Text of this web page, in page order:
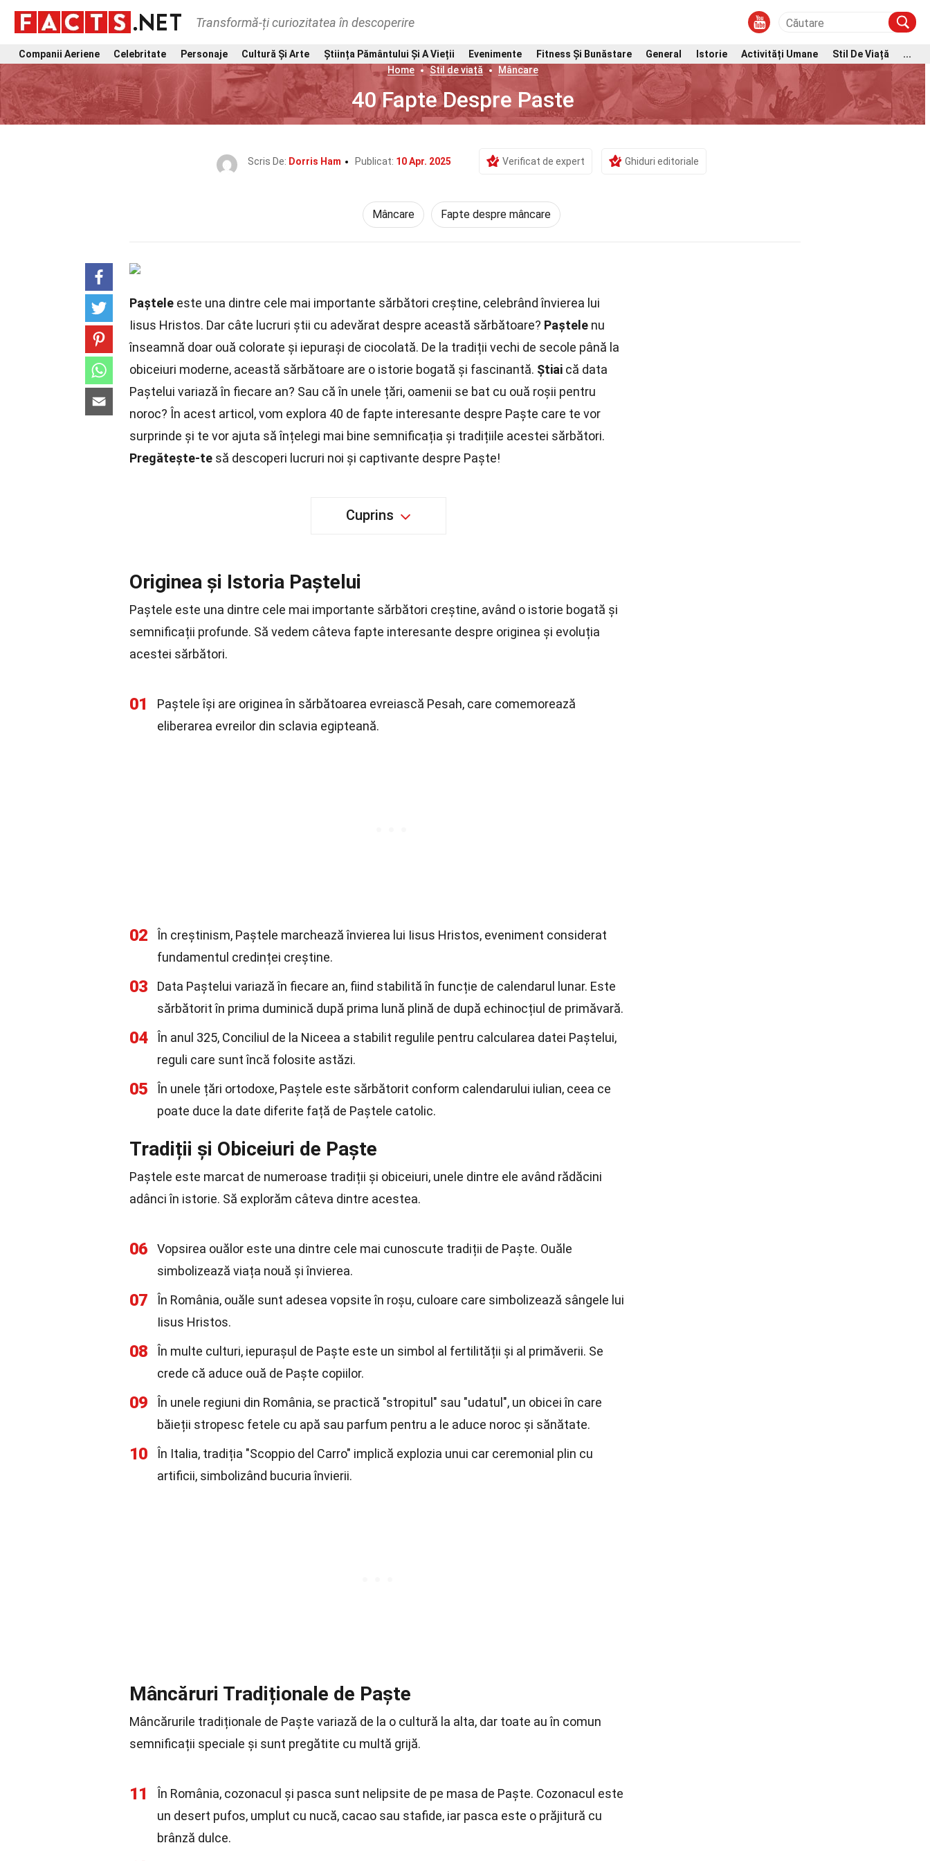
Transformă-ți curiozitatea în descoperire
Companii Aeriene Celebritate Personaje Cultură Și Arte Știința Pământului Și A Vieții Evenimente Fitness Și Bunăstare General Istorie Activități Umane Stil De Viață
...
Home
Stil de viață Mâncare
40 Fapte Despre Paste
Scris De: Dorris Ham Publicat: 10 Apr. 2025 Verificat de expert Ghiduri editoriale
Mâncare Fapte despre mâncare
Paștele este una dintre cele mai importante sărbători creștine, celebrând învierea lui
Iisus Hristos. Dar câte lucruri știi cu adevărat despre această sărbătoare? Paștele nu
înseamnă doar ouă colorate și iepurași de ciocolată. De la tradiții vechi de secole până la
obiceiuri moderne, această sărbătoare are o istorie bogată și fascinantă. Știai că data
Paștelui variază în fiecare an? Sau că în unele țări, oamenii se bat cu ouă roșii pentru
noroc? În acest articol, vom explora 40 de fapte interesante despre Paște care te vor
surprinde și te vor ajuta să înțelegi mai bine semnificația și tradițiile acestei sărbători.
Pregătește-te să descoperi lucruri noi și captivante despre Paște!
Cuprins
Originea și Istoria Paștelui
Paștele este una dintre cele mai importante sărbători creștine, având o istorie bogată și
semnificații profunde. Să vedem câteva fapte interesante despre originea și evoluția
acestei sărbători.
01
Paștele își are originea în sărbătoarea evreiască Pesah, care comemorează
eliberarea evreilor din sclavia egipteană.
02
În creștinism, Paștele marchează învierea lui Iisus Hristos, eveniment considerat
fundamentul credinței creștine.
03
Data Paștelui variază în fiecare an, fiind stabilită în funcție de calendarul lunar. Este
sărbătorit în prima duminică după prima lună plină de după echinocțiul de primăvară.
04
În anul 325, Conciliul de la Niceea a stabilit regulile pentru calcularea datei Paștelui,
reguli care sunt încă folosite astăzi.
05
În unele țări ortodoxe, Paștele este sărbătorit conform calendarului iulian, ceea ce
poate duce la date diferite față de Paștele catolic.
Tradiții și Obiceiuri de Paște
Paștele este marcat de numeroase tradiții și obiceiuri, unele dintre ele având rădăcini
adânci în istorie. Să explorăm câteva dintre acestea.
06
Vopsirea ouălor este una dintre cele mai cunoscute tradiții de Paște. Ouăle
simbolizează viața nouă și învierea.
07
În România, ouăle sunt adesea vopsite în roșu, culoare care simbolizează sângele lui
Iisus Hristos.
08
În multe culturi, iepurașul de Paște este un simbol al fertilității și al primăverii. Se
crede că aduce ouă de Paște copiilor.
09
În unele regiuni din România, se practică "stropitul" sau "udatul", un obicei în care
băieții stropesc fetele cu apă sau parfum pentru a le aduce noroc și sănătate.
10
În Italia, tradiția "Scoppio del Carro" implică explozia unui car ceremonial plin cu
artificii, simbolizând bucuria învierii.
Mâncăruri Tradiționale de Paște
Mâncărurile tradiționale de Paște variază de la o cultură la alta, dar toate au în comun
semnificații speciale și sunt pregătite cu multă grijă.
11
În România, cozonacul și pasca sunt nelipsite de pe masa de Paște. Cozonacul este
un desert pufos, umplut cu nucă, cacao sau stafide, iar pasca este o prăjitură cu
brânză dulce.